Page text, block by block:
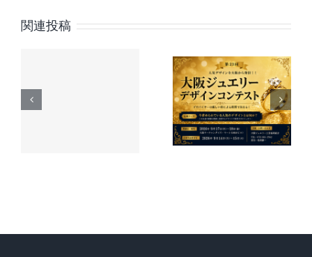
ア
最
新
ト
レ
ン
ド
関連投稿 第23回 大
け「カス
ハラ対
策」講座